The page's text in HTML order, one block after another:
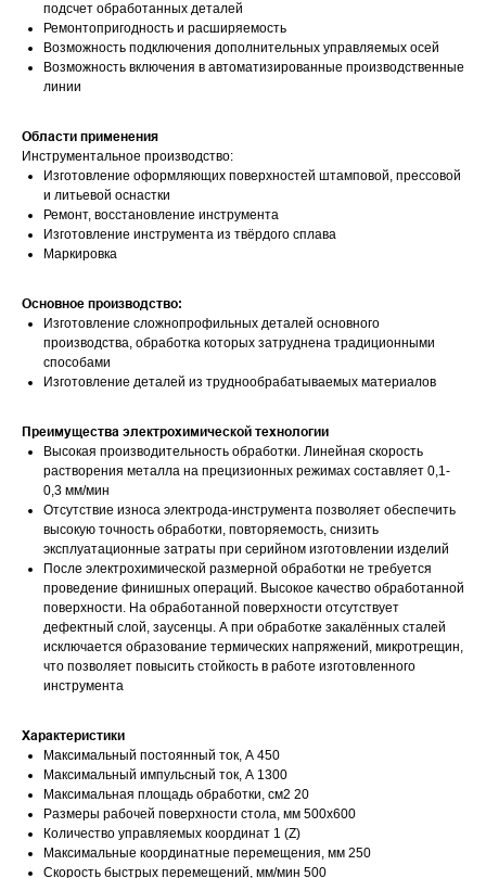
подсчет обработанных деталей
Ремонтопригодность и расширяемость
Возможность подключения дополнительных управляемых осей
Возможность включения в автоматизированные производственные
линии
Области применения
Инструментальное производство:
Изготовление оформляющих поверхностей штамповой, прессовой
и литьевой оснастки
Ремонт, восстановление инструмента
Изготовление инструмента из твёрдого сплава
Маркировка
Основное производство:
Изготовление сложнопрофильных деталей основного
производства, обработка которых затруднена традиционными
способами
Изготовление деталей из труднообрабатываемых материалов
Преимущества электрохимической технологии
Высокая производительность обработки. Линейная скорость
растворения металла на прецизионных режимах составляет 0,1-
0,3 мм/мин
Отсутствие износа электрода-инструмента позволяет обеспечить
высокую точность обработки, повторяемость, снизить
эксплуатационные затраты при серийном изготовлении изделий
После электрохимической размерной обработки не требуется
проведение финишных операций. Высокое качество обработанной
поверхности. На обработанной поверхности отсутствует
дефектный слой, заусенцы. А при обработке закалённых сталей
исключается образование термических напряжений, микротрещин,
что позволяет повысить стойкость в работе изготовленного
инструмента
Характеристики
Максимальный постоянный ток, А 450
Максимальный импульсный ток, А 1300
Максимальная площадь обработки, см2 20
Размеры рабочей поверхности стола, мм 500х600
Количество управляемых координат 1 (Z)
Максимальные координатные перемещения, мм 250
Скорость быстрых перемещений, мм/мин 500